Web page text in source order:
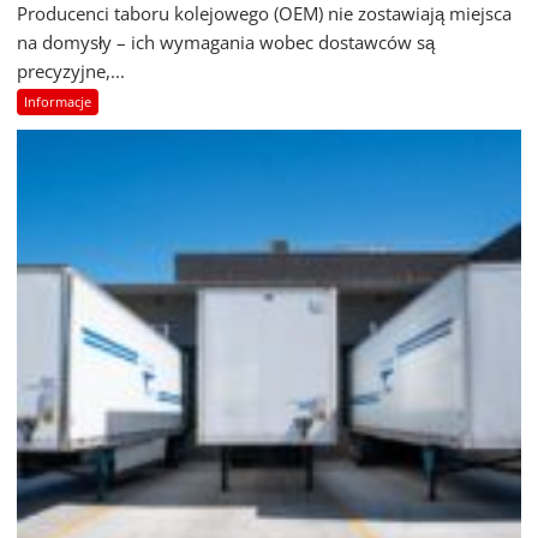
Producenci taboru kolejowego (OEM) nie zostawiają miejsca
na domysły – ich wymagania wobec dostawców są
precyzyjne,...
Informacje